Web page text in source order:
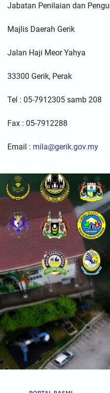
Jabatan Penilaian dan
Majlis Daerah Gerik
Jalan Haji Meor Yahya
33300 Gerik, Perak
Tel : 05-7912305 samb 208
Fax : 05-7912288
Email : mila@gerik.gov.my